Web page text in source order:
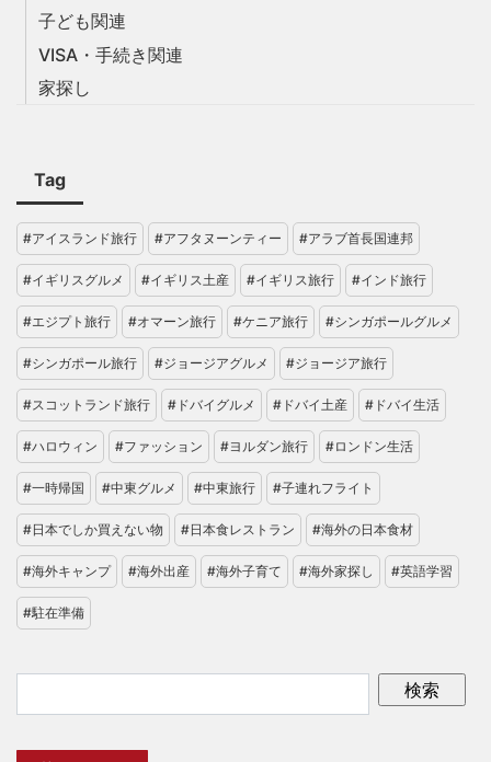
子ども関連
VISA・手続き関連
家探し
Tag
#アイスランド旅行 #アフタヌーンティー #アラブ首長国連邦
#イギリスグルメ #イギリス土産 #イギリス旅行 #インド旅行
#エジプト旅行 #オマーン旅行 #ケニア旅行 #シンガポールグルメ
#シンガポール旅行 #ジョージアグルメ #ジョージア旅行
#スコットランド旅行 #ドバイグルメ #ドバイ土産 #ドバイ生活
#ハロウィン #ファッション #ヨルダン旅行 #ロンドン生活
#一時帰国 #中東グルメ #中東旅行 #子連れフライト
#日本でしか買えない物 #日本食レストラン #海外の日本食材
#海外キャンプ #海外出産 #海外子育て #海外家探し #英語学習
#駐在準備